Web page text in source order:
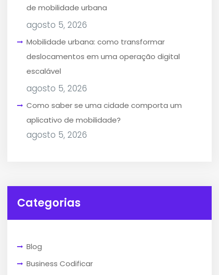
de mobilidade urbana
agosto 5, 2026
Mobilidade urbana: como transformar
deslocamentos em uma operação digital
escalável
agosto 5, 2026
Como saber se uma cidade comporta um
aplicativo de mobilidade?
agosto 5, 2026
Categorias
Blog
Business Codificar